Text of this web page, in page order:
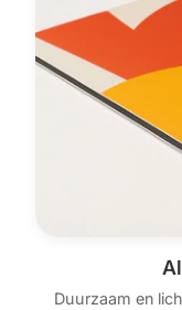
Duurzaam en